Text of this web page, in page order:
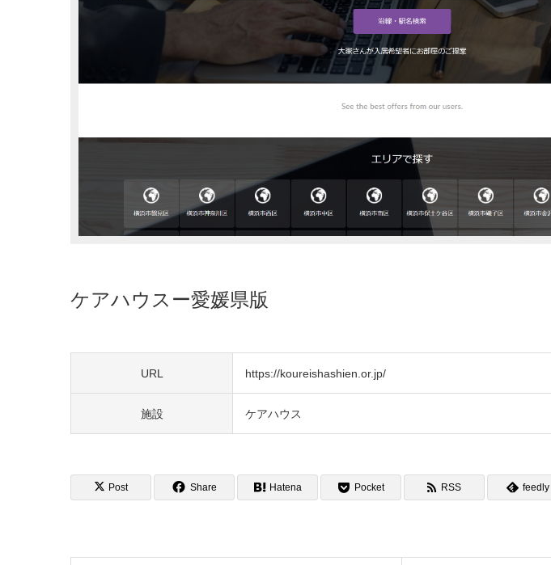
ケアハウスー愛媛県版
URL https://koureishashien.or.jp/
施設 ケアハウス
Post Share Hatena Pocket RSS feedly